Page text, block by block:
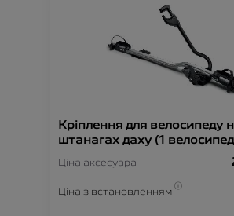
Кріплення для велосипеду
штанагах даху (1
Ціна аксесуара
Ціна з встановленням